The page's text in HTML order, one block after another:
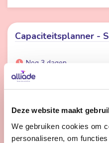
Deze website maakt
We gebruiken cookies om
personaliseren, om
Capaciteitsplanner -
Nog 3 dagen
Stiens
28 - 32 uur | Voltijds,
een stap verder dan de